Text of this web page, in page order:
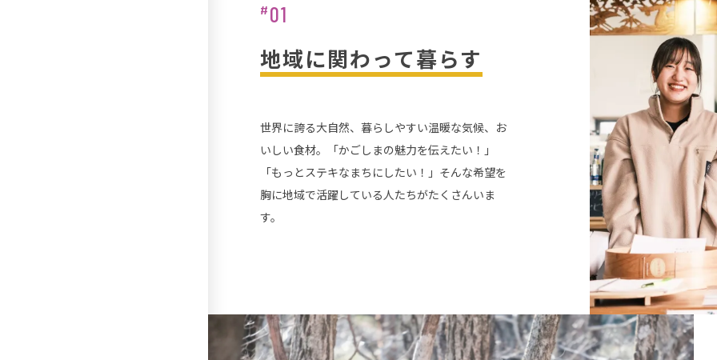
# 01
地域に関わって暮らす
世界に誇る大自然、暮らしやすい温暖な気候、お
いしい食材。「かごしまの魅力を伝えたい！」
「もっとステキなまちにしたい！」そんな希望を
胸に地域で活躍している人たちがたくさんいま
す。